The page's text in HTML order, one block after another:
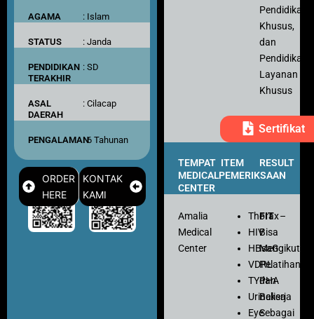
AGAMA : Islam
STATUS : Janda
PENDIDIKAN
TERAKHIR
: SD
ASAL
DAERAH
: Cilacap
PENGALAMAN: 6 Tahunan
ORDER
HERE
KONTAK
KAMI
Pendidikan
Khusus,
dan
Pendidikan
Layanan
Khusus
Sertifikat
TEMPAT
MEDICAL
CENTER
ITEM
PEMERIKSAAN
RESULT
Amalia
Medical
Center
Thorax
HIV
HBsaG
VDRL
TYPHA
Urinalisa
Eye
FIT–
Bisa
Mengikuti
Pelatihan
dan
Bekerja
Sebagai